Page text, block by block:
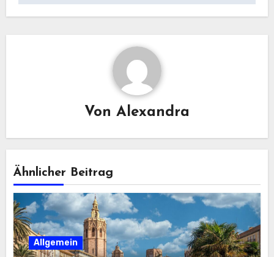
Von Alexandra
Ähnlicher Beitrag
Allgemein